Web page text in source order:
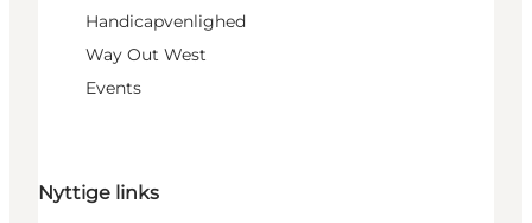
Handicapvenlighed
Way Out West
Events
Nyttige links